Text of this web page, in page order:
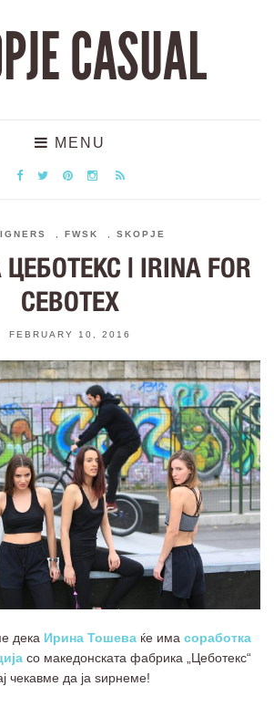
CASUAL
MENU
FWSK SKOPJE
| IRINA FOR
CEBOTEX
FEBRUARY 10, 2016
дека Ирина Тошева ќе има соработка
со македонската фабрика „Цеботекс“
чекавме да ја ѕирнеме!